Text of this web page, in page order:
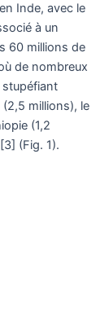
Inde, avec le
à un
60 millions de
de nombreux
(2,5 millions), le
(1,2
(Fig. 1).